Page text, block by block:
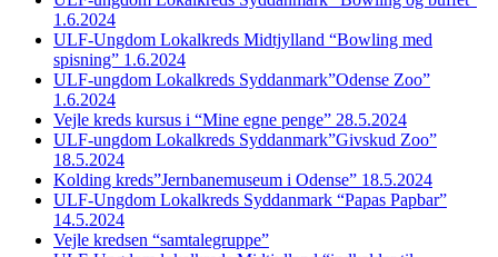
1.6.2024
ULF-Ungdom Lokalkreds Midtjylland “Bowling med
spisning” 1.6.2024
ULF-ungdom Lokalkreds Syddanmark”Odense Zoo”
1.6.2024
Vejle kreds kursus i “Mine egne penge” 28.5.2024
ULF-ungdom Lokalkreds Syddanmark”Givskud Zoo”
18.5.2024
Kolding kreds”Jernbanemuseum i Odense” 18.5.2024
ULF-Ungdom Lokalkreds Syddanmark “Papas Papbar”
14.5.2024
Vejle kredsen “samtalegruppe”